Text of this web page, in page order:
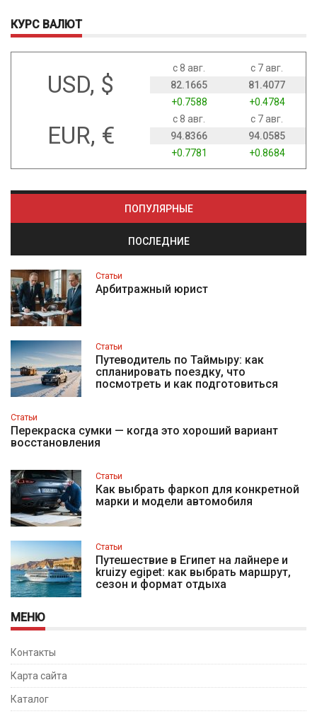
КУРС ВАЛЮТ
USD, $
с 8 авг.
с 7 авг.
82.1665
81.4077
+0.7588
+0.4784
EUR, €
с 8 авг.
с 7 авг.
94.8366
94.0585
+0.7781
+0.8684
ПОПУЛЯРНЫЕ
ПОСЛЕДНИЕ
Статьи
Арбитражный юрист
Статьи
Путеводитель по Таймыру: как
спланировать поездку, что
посмотреть и как подготовиться
Статьи
Перекраска сумки — когда это хороший вариант
восстановления
Статьи
Как выбрать фаркоп для конкретной
марки и модели автомобиля
Статьи
Путешествие в Египет на лайнере и
kruizy egipet: как выбрать маршрут,
сезон и формат отдыха
МЕНЮ
Контакты
Карта сайта
Каталог